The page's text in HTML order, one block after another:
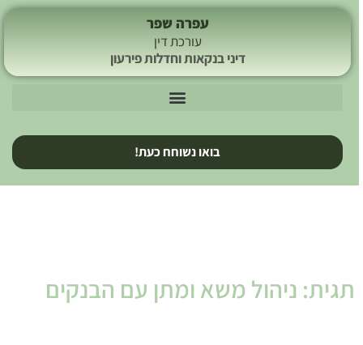
עפרה שפר
עורכת דין
דיני בנקאות וחדלות פירעון
בואו נשוחח כעת!
תגית: ניהול משא ומתן עם הבנקים